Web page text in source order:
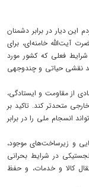
این دیار در برابر دشمنان
آیت‌الله خامنه‌ای، برای
شرایط فعلی که کشور مورد
نقشی حیاتی و چندوجهی
از مقاومت و ایستادگی،
متحدتر کند. تاکید بر
انسجام ملی را در برابر
و زیرساخت‌های موجود،
در شرایط بحرانی
کالا و خدمات، و حفظ